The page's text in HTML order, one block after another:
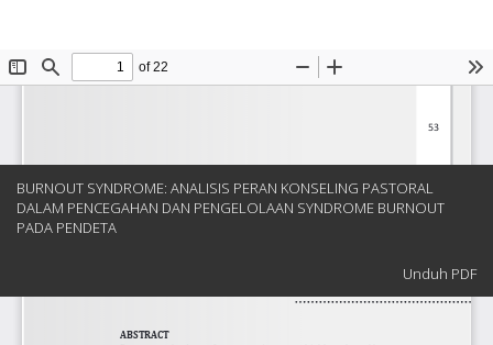
Rincian
Artikel
BURNOUT SYNDROME: ANALISIS PERAN KONSELING PASTORAL
DALAM PENCEGAHAN DAN PENGELOLAAN SYNDROME BURNOUT
PADA PENDETA
Unduh
Unduh PDF